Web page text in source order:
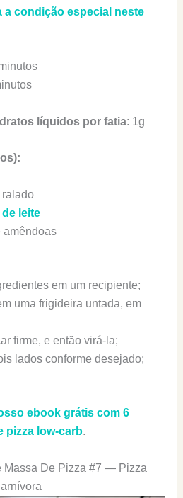
a condição especial neste
líquidos por fatia: 1g
leite
amêndoas
em um recipiente;
uma frigideira untada, em
firme, e então virá-la;
lados conforme desejado;
ebook grátis com 6
pizza low-carb.
Massa De Pizza #7 — Pizza